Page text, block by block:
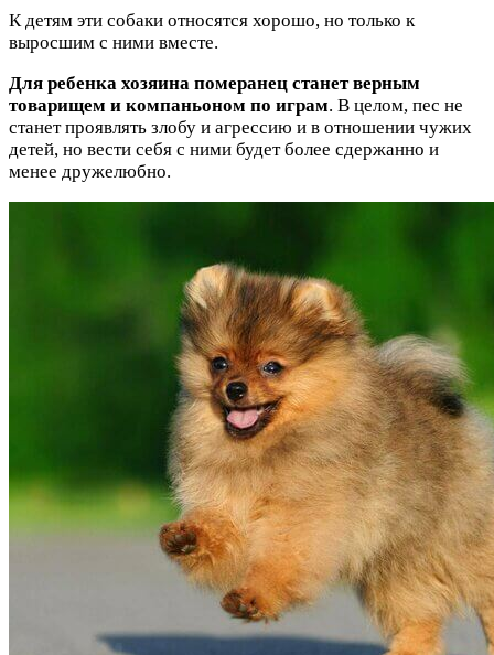
К детям эти собаки относятся хорошо, но только к
выросшим с ними вместе.
Для ребенка хозяина померанец станет верным
товарищем и компаньоном по играм. В целом, пес не
станет проявлять злобу и агрессию и в отношении чужих
детей, но вести себя с ними будет более сдержанно и
менее дружелюбно.